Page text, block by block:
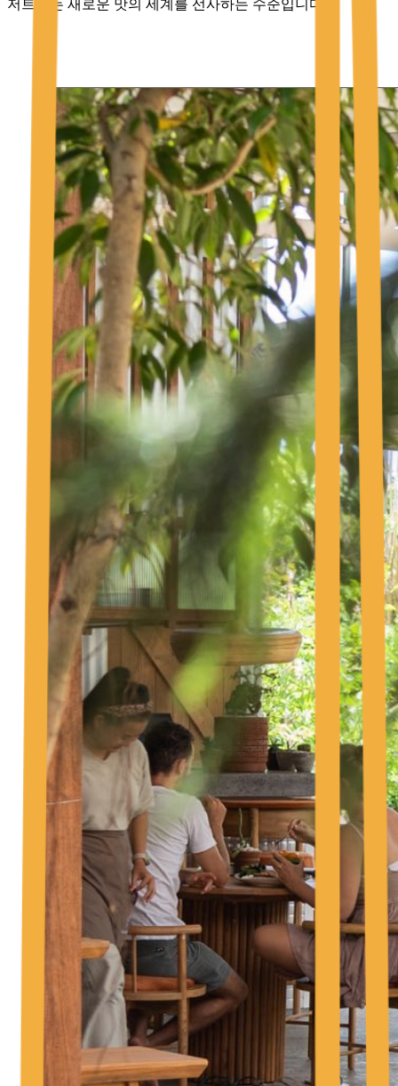
저트류는 새로운 맛의 세계를 선사하는 수준입니다.